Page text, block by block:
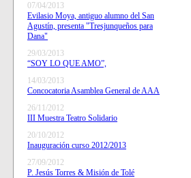
07/04/2013
Evilasio Moya, antiguo alumno del San
Agustín, presenta "Tresjunqueños para
Dana"
29/03/2013
“SOY LO QUE AMO”,
14/03/2013
Concocatoria Asamblea General de AAA
26/11/2012
III Muestra Teatro Solidario
20/10/2012
Inauguración curso 2012/2013
27/09/2012
P. Jesús Torres & Misión de Tolé